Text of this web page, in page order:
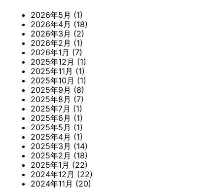
2026年5月 (1)
2026年4月 (18)
2026年3月 (2)
2026年2月 (1)
2026年1月 (7)
2025年12月 (1)
2025年11月 (1)
2025年10月 (1)
2025年9月 (8)
2025年8月 (7)
2025年7月 (1)
2025年6月 (1)
2025年5月 (1)
2025年4月 (1)
2025年3月 (14)
2025年2月 (18)
2025年1月 (22)
2024年12月 (22)
2024年11月 (20)